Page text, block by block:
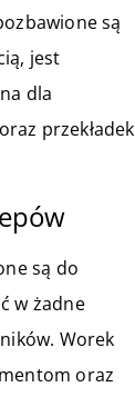
są
jest
dla
przekładek
są do
w żadne
Worek
oraz